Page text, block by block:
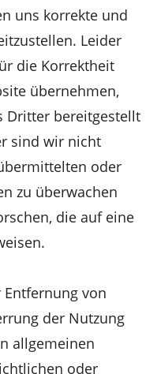
uns korrekte und
Leider
die Korrektheit
übernehmen,
Dritter bereitgestellt
sind wir nicht
oder
zu überwachen
die auf eine
von
der Nutzung
allgemeinen
oder